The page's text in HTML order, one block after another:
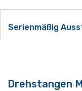
Serienmäßig
Drehstangen